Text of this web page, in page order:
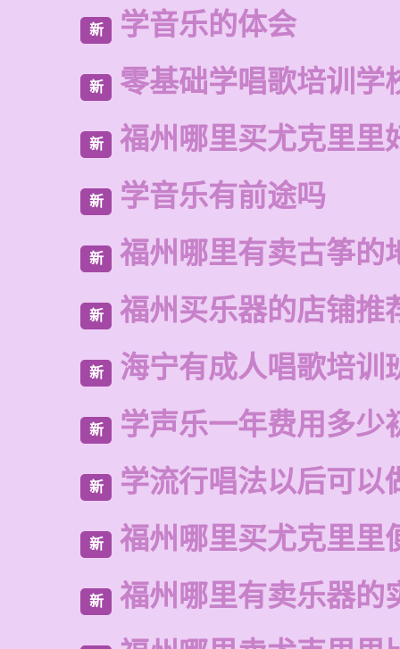
新 学音乐的体会
新 零基础学唱歌培训学
新 福州哪里买尤克里里
新 学音乐有前途吗
新 福州哪里有卖古筝的
新 福州买乐器的店铺推
新 海宁有成人唱歌培训
新 学声乐一年费用多少
新 学流行唱法以后可以
新 福州哪里买尤克里里
新 福州哪里有卖乐器的